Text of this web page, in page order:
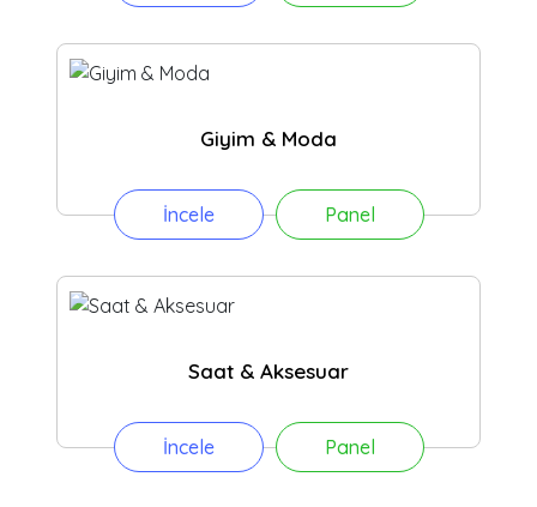
Giyim & Moda
İncele Panel
Saat & Aksesuar
İncele Panel